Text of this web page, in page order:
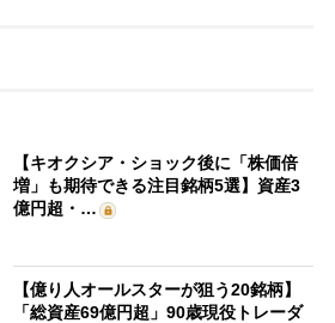
【キオクシア・ショック後に「株価倍
増」も期待できる注目銘柄5選】資産3
億円超・…
【億り人オールスターが狙う20銘柄】
「総資産69億円超」90歳現役トレーダ